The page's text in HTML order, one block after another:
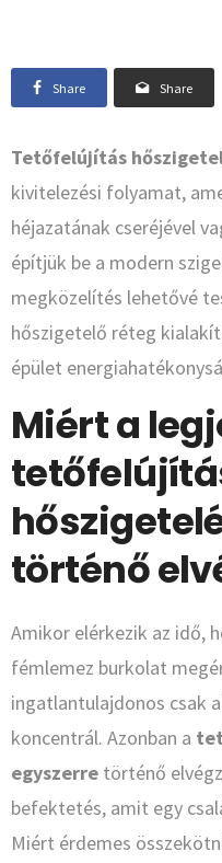
Share Share
Tetőfelújítás
kivitelezési folyamat,
héjazatának cseréjével
építjük be a modern
megközelítés lehetővé
hőszigetelő réteg
épület
Miért a
történő
Amikor elérkezik az idő,
fémlemez burkolat
ingatlantulajdonos csak
koncentrál. Azonban a
egyszerre történő
befektetés, amit egy
Miért érdemes